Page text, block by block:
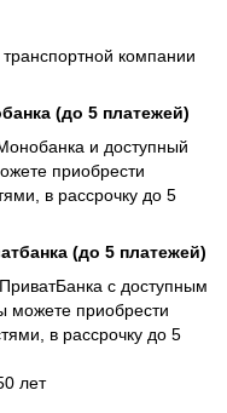
компании
(до 5 платежей)
и доступный
приобрести
в рассрочку до 5
(до 5 платежей)
с доступным
можете приобрести
в рассрочку до 5
лет